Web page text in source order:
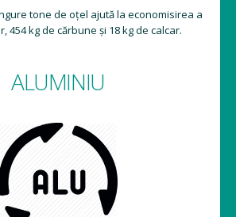
tone de oțel ajută la economisirea a
454 kg de cărbune și 18 kg de calcar.
ALUMINIU